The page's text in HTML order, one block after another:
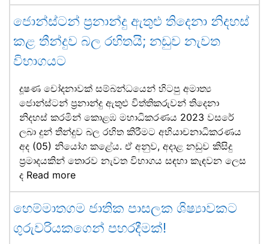
ජොන්ස්ටන් ප්‍රනාන්දු ඇතුළු තිදෙනා නිදහස්
කළ තීන්දුව බල රහිතයි; නඩුව නැවත
විභාගයට
දූෂණ චෝදනාවක් සම්බන්ධයෙන් හිටපු අමාත්‍ය
ජොන්ස්ටන් ප්‍රනාන්දු ඇතුළු විත්තිකරුවන් තිදෙනා
නිදහස් කරමින් කොළඹ මහාධිකරණය 2023 වසරේ
ලබා දුන් තීන්දුව බල රහිත කිරීමට අභියාචනාධිකරණය
අද (05) නියෝග කළේය. ඒ අනුව, අදාළ නඩුව කිසිදු
ප්‍රමාදයකින් තොරව නැවත විභාගය සඳහා කැඳවන ලෙස
ද Read more
හෙම්මාතගම ජාතික පාසලක ශිෂ්‍යාවකට
ගුරුවරියකගෙන් පහරදීමක්!